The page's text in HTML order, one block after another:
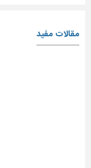
مقالات مفید